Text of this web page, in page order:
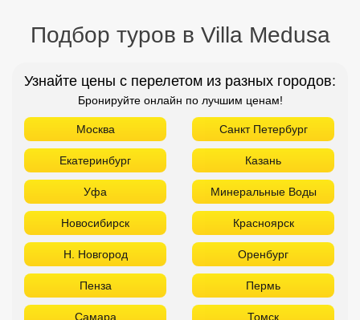
Уфа Минеральные Воды
Н. Новгород Оренбург
Пенза Пермь
Самара Томск
Тюмень Челябинск
ТОП отелей 5* звезд
Используйте удобные фильтры